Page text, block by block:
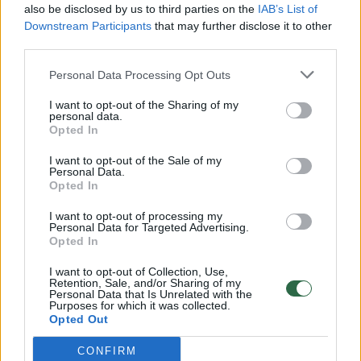
also be disclosed by us to third parties on the IAB’s List of
Downstream Participants that may further disclose it to other
Personal Data Processing Opt Outs
I want to opt-out of the Sharing of my
personal data.
Opted In
I want to opt-out of the Sale of my
Personal Data.
Opted In
I want to opt-out of processing my
Personal Data for Targeted Advertising.
Opted In
I want to opt-out of Collection, Use,
Retention, Sale, and/or Sharing of my
Personal Data that Is Unrelated with the
Purposes for which it was collected.
Opted Out
CONFIRM
Lietuvos diena
00:00:57
Savaitės vidurys nusimato karštas: temperatūra kils iki
Žinios | Orai
00:00:59
Nufilmavo, kaip patvino Vilniaus Vakarinis aplinkkelis:
vaizdas pribloškia
Žinios | Lietuvos diena
V. Zalužno pasisakymą laiko bandymu įsitvirtinti
Ukrainos politikoje: jis yra neteisus
Laidos | Nauja diena